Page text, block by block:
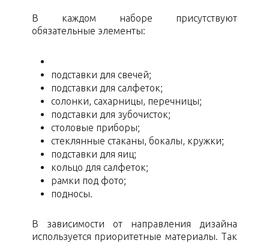
В каждом наборе присутствуют
обязательные элементы:
подставки для свечей;
подставки для салфеток;
солонки, сахарницы, перечницы;
подставки для зубочисток;
столовые приборы;
стеклянные стаканы, бокалы, кружки;
подставки для яиц;
кольцо для салфеток;
рамки под фото;
подносы.
В зависимости от направления дизайна
используется приоритетные материалы. Так